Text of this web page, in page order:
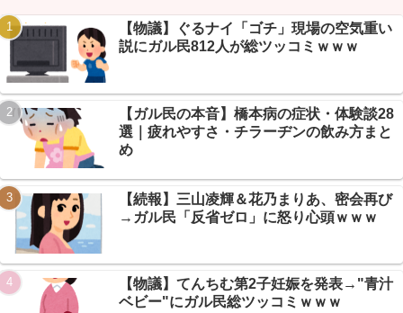
Powered by livedoor 相互RSS
【熊本地震まとめ】イオンモール爆発の原因はLPGガス漏れ濃厚
→経産省が全国施設に緊急点検要請
NEW!
【画像】 「キム兄」こと芸人・木村祐一さん（63歳）、最新の松
本人志さんとのツーショットが完全に別人だとネット騒然！ 「マジ
で誰かわからん」... NEW!
【悲報】ジャンプグッズ43億円分注文→全キャンセル繰り返した
32歳女逮捕にガリレオ民ドン引きｗｗｗ NEW!
【まとめ】”露悪系アニメ化”ブーム全部乗せ→ちいかわ・タコピ
ー・みぃちゃんまで徹底討論ｗｗｗ
【朗報】スト6新キャラが神すぎると話題！可愛さ×カッコよさで
「これですよ」と歓喜ｗｗｗ
NEW!
Powered by livedoor 相互RSS
【物議】ぐるナイ「ゴチ」現場の空気重い
説にガル民812人が総ツッコミｗｗｗ
【ガル民の本音】橋本病の症状・体験談28
選｜疲れやすさ・チラーヂンの飲み方まと
め
【続報】三山凌輝＆花乃まりあ、密会再び
→ガル民「反省ゼロ」に怒り心頭ｗｗｗ
【物議】てんちむ第2子妊娠を発表→"青汁
ベビー"にガル民総ツッコミｗｗｗ